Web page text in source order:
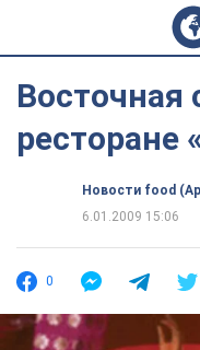
Восточная
ресторане
Новости food
6.01.2009 15:06
0